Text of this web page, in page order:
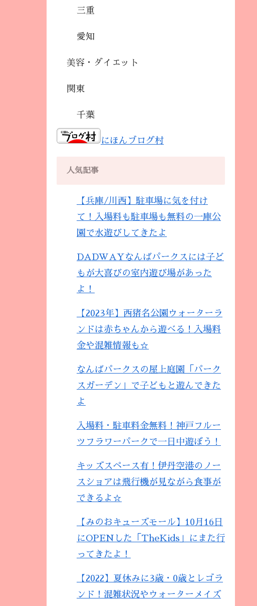
三重
愛知
美容・ダイエット
関東
千葉
にほんブログ村
人気記事
【兵庫/川西】駐車場に気を付け
て！入場料も駐車場も無料の一庫公
園で水遊びしてきたよ
DADWAYなんばパークスには子ど
もが大喜びの室内遊び場があった
よ！
【2023年】西猪名公園ウォーターラ
ンドは赤ちゃんから遊べる！入場料
金や混雑情報も☆
なんばパークスの屋上庭園「パーク
スガーデン」で子どもと遊んできた
よ
入場料・駐車料金無料！神戸フルー
ツフラワーパークで一日中遊ぼう！
キッズスペース有！伊丹空港のノー
スショアは飛行機が見ながら食事が
できるよ☆
【みのおキューズモール】10月16日
にOPENした「TheKids」にまた行
ってきたよ！
【2022】夏休みに3歳・0歳とレゴラ
ンド！混雑状況やウォーターメイズ